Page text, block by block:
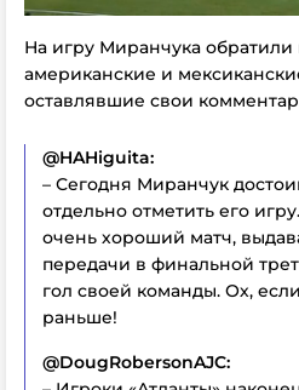
На игру Миранчука
американские и
оставлявшие свои
@HAHiguita:
– Сегодня Миранчук
отдельно отметить его
очень хороший матч,
передачи в финальной
гол своей команды. Ох,
раньше!
@DougRobersonAJC: